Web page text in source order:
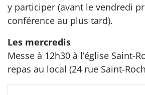
y participer (avant le vendredi
conférence au plus tard).
Les mercredis
Messe à 12h30 à l’église Saint-
repas au local (24 rue Saint-